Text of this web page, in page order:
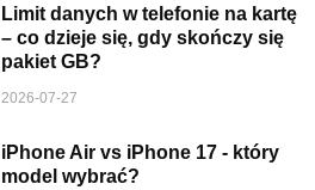
Limit danych w telefonie na kartę
– co dzieje się, gdy skończy się
pakiet GB?
2026-07-27
iPhone Air vs iPhone 17 - który
model wybrać?